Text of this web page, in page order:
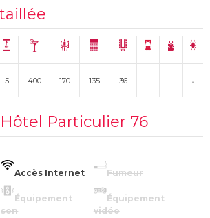
5 400 170 135 36 - -
Particulier 76
Accès Internet Fumeur
Équipement
son
Équipement
vidéo